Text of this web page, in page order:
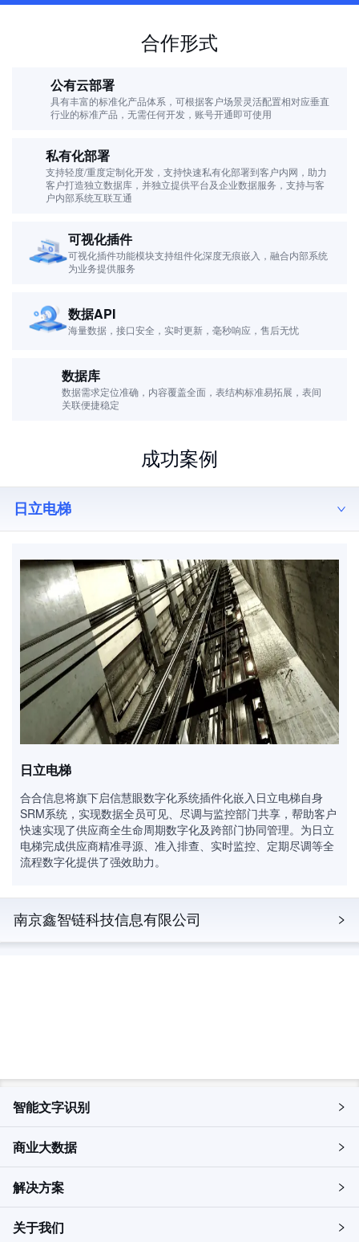
合作形式
公有云部署
具有丰富的标准化产品体系，可根据客户场景灵活配置相对应垂直
行业的标准产品，无需任何开发，账号开通即可使用
私有化部署
支持轻度/重度定制化开发，支持快速私有化部署到客户内网，助力
客户打造独立数据库，并独立提供平台及企业数据服务，支持与客
户内部系统互联互通
可视化插件
可视化插件功能模块支持组件化深度无痕嵌入，融合内部系统
为业务提供服务
数据API
海量数据，接口安全，实时更新，毫秒响应，售后无忧
数据库
数据需求定位准确，内容覆盖全面，表结构标准易拓展，表间
关联便捷稳定
成功案例
日立电梯
日立电梯
合合信息将旗下启信慧眼数字化系统插件化嵌入日立电梯自身
SRM系统，实现数据全员可见、尽调与监控部门共享，帮助客户
快速实现了供应商全生命周期数字化及跨部门协同管理。为日立
电梯完成供应商精准寻源、准入排查、实时监控、定期尽调等全
流程数字化提供了强效助力。
南京鑫智链科技信息有限公司
智能文字识别
商业大数据
解决方案
关于我们